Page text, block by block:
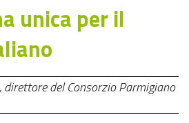
unica per il
direttore del Consorzio Parmigiano